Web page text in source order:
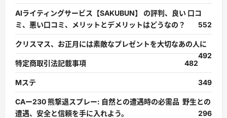
AIライティングサービス【SAKUBUN】 の評判、良い 口コ
ミ、悪い口コミ、メリットとデメリットはどうなの？
552
クリスマス、お正月には素敵なプレゼントを大切なあの人に
492
特定商取引法記載事項
482
Mステ 349
CAー230 熊撃退スプレー: 自然との遭遇時の必需品 野生との
遭遇、安全と信頼を手に入れよう。
296